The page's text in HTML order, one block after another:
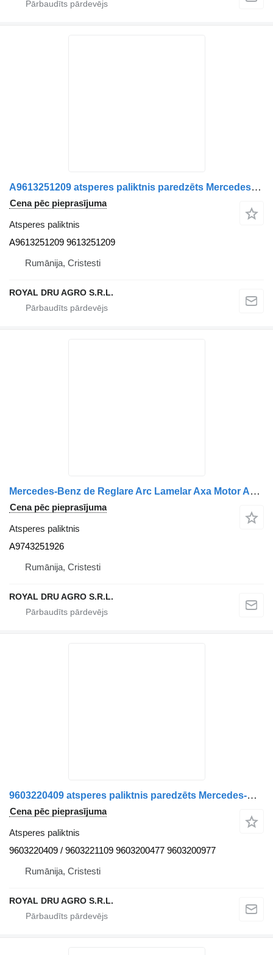
A9613251209 atsperes paliktnis paredzēts Mercedes-Benz kravas automašīnas
Cena pēc pieprasījuma
Atsperes paliktnis
A9613251209 9613251209
Rumānija, Cristesti
ROYAL DRU AGRO S.R.L.
Mercedes-Benz de Reglare Arc Lamelar Axa Motor A9743251926 atsperes paliktnis paredzēts Mercedes-Benz kravas automašīnas
Cena pēc pieprasījuma
Atsperes paliktnis
A9743251926
Rumānija, Cristesti
ROYAL DRU AGRO S.R.L.
9603220409 atsperes paliktnis paredzēts Mercedes-Benz kravas automašīnas
Cena pēc pieprasījuma
Atsperes paliktnis
9603220409 / 9603221109 9603200477 9603200977
Rumānija, Cristesti
ROYAL DRU AGRO S.R.L.